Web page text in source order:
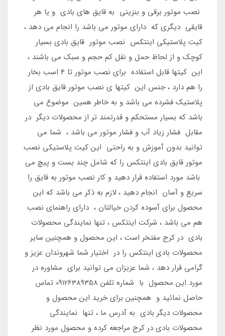
نصب موتور برقی و بنزینی به قایق های بادی و یا هر
قایقی دیگری که دارای موتور می باشد را انجام می دهد ،
کیت پلاستیکی اینتکس نصب موتور قایق بادی بسیار
کوچک و از لحاظ حمل و نقل کم حجم و سبک می باشند ،
این کیتها قابل استفاده برای نصب موتور تا 4 اسب بخار
را هم دارد ، جنس این کیتها ی نصب موتور قایق بادی از
پلاستیک فشرده می باشد و به خاطر همین موضوع می
باشد که بسیار مستحکم و قدرتمند تر از محصولات دیگر در
مقابل فشار زیاد آب و فشار موتور می باشد ، شما می
توانید بدون آموزش و به راحتی این کیت پلاستیکی نصب
موتور قایق بادی اینتکس را که شامل چند بست و پیچ می
باشد مورد استفاده قرار دهید و کار نصب موتور به قایق را
سریع و آسان انجام دهید ، لازم به ذکر می باشد که این
محصول برای آسوده کردن خیالتان ، دارای راهنمای نصب
هم می باشد ، شرکت اینتکس ، تنها نمایندگی محصولات
بادی در کرج مفتخر است ، این محصول و همچنین سایر
محصولات بادی اینتکس را در اختیار شما شهروندان عزیز و
گرامی قرار دهد ، شما عزیزان می توانید برای مشاوره در
مورد این محصول با شماره تلفن 09126389358 تماس
حاصل نمائید و همچنین برای خرید این محصول و
محصولات دیگر بادی به آدرس ما ، تنها نمایندگی
محصولات بادی در کرج مراجعه کرده و محصول مورد نظر